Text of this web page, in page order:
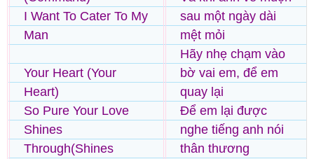
I Want To Cater To My
Man
Your Heart (Your
Heart)
So Pure Your Love
Shines
Through(Shines
sau một ngày dài
mệt mỏi
Hãy nhẹ chạm vào
bờ vai em, để em
quay lại
Để em lại được
nghe tiếng anh nói
thân thương